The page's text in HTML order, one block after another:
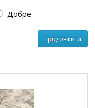
Добре
Продовжити